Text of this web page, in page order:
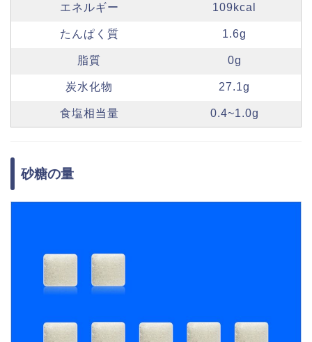
エネルギー 109kcal
たんぱく質 1.6g
脂質 0g
炭水化物 27.1g
食塩相当量 0.4~1.0g
砂糖の量